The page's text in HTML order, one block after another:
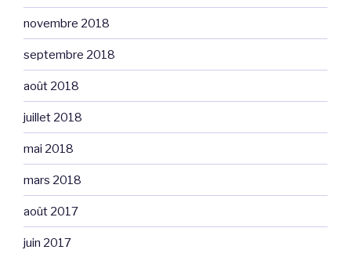
novembre 2018
septembre 2018
août 2018
juillet 2018
mai 2018
mars 2018
août 2017
juin 2017